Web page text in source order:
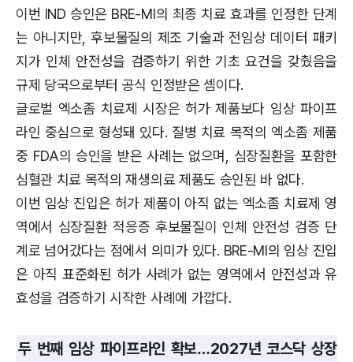
이번 IND 승인은 BRE-MI의 최종 치료 효과를 인정한 단계
는 아니지만, 후보물질의 제조 기술과 전임상 데이터 패키
지가 인체 안전성을 검증하기 위한 기초 요건을 갖췄음을
규제 당국으로부터 공식 인정받은 셈이다.
글로벌 엑소좀 치료제 시장은 허가 제품보다 임상 파이프
라인 중심으로 형성돼 있다. 질병 치료 목적의 엑소좀 제품
중 FDA의 승인을 받은 사례는 없으며, 심장질환을 포함한
심혈관 치료 목적의 재생의료 제품도 승인된 바 없다.
이번 임상 진입은 허가 제품이 아직 없는 엑소좀 치료제 영
역에서 심장질환 적응증 후보물질이 인체 안전성 검증 단
계로 넘어갔다는 점에서 의미가 있다. BRE-MI의 임상 진입
은 아직 표준화된 허가 사례가 없는 영역에서 안전성과 유
효성을 검증하기 시작한 사례에 가깝다.
두 번째 임상 파이프라인 확보…2027년 코스닥 상장